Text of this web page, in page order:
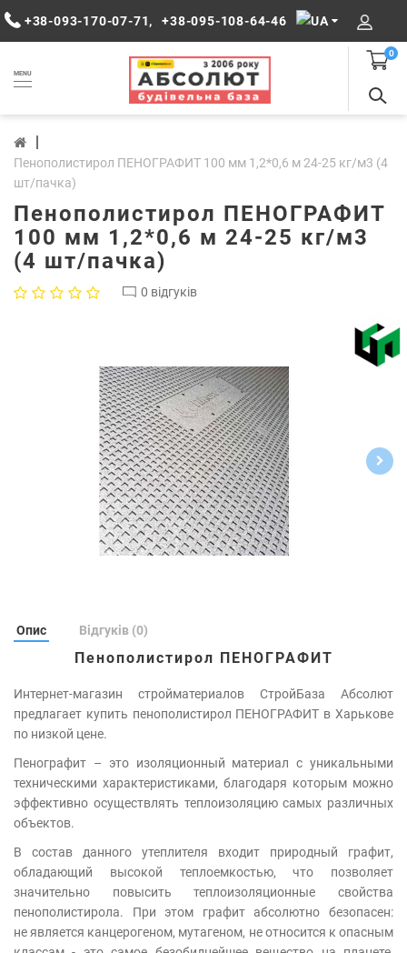
+38-093-170-07-71, +38-095-108-64-46
MENU
0
Пенополистирол ПЕНОГРАФИТ 100 мм 1,2*0,6 м 24-25 кг/м3 (4
шт/пачка)
Пенополистирол ПЕНОГРАФИТ
100 мм 1,2*0,6 м 24-25 кг/м3
(4 шт/пачка)
0 відгуків
Опис Відгуків (0)
Пенополистирол ПЕНОГРАФИТ
Интернет-магазин стройматериалов СтройБаза Абсолют
предлагает купить пенополистирол ПЕНОГРАФИТ в Харькове
по низкой цене.
Пенографит – это изоляционный материал с уникальными
техническими характеристиками, благодаря которым можно
эффективно осуществлять теплоизоляцию самых различных
объектов.
В состав данного утеплителя входит природный графит,
обладающий высокой теплоемкостью, что позволяет
значительно повысить теплоизоляционные свойства
пенополистирола. При этом графит абсолютно безопасен:
не является канцерогеном, мутагеном, не относится к опасным